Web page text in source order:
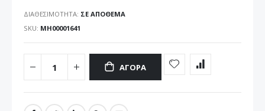
ΔΙΑΘΕΣΙΜΌΤΗΤΑ: ΣΕ ΑΠΌΘΕΜΑ
SKU ΜΗ00001641
ΑΓΟΡΆ